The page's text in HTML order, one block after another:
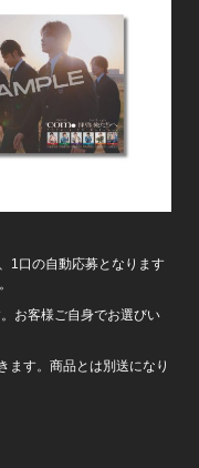
1口の自動応募となります
お客様ご自身でお選びい
ます。商品とは別送になり